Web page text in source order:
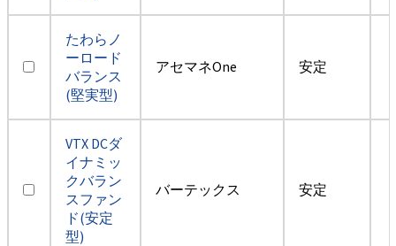
たわらノ
ーロード
バランス
(堅実型)
アセマネOne 安定
VTX DCダ
イナミッ
クバラン
スファン
ド(安定
型)
バーテックス 安定